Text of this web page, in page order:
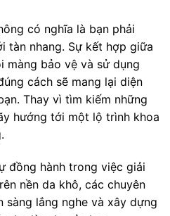
có nghĩa là bạn phải
tàn nhang. Sự kết hợp giữa
màng bảo vệ và sử dụng
cách sẽ mang lại diện
Thay vì tìm kiếm những
hướng tới một lộ trình khoa
đồng hành trong việc giải
nền da khô, các chuyên
sàng lắng nghe và xây dựng